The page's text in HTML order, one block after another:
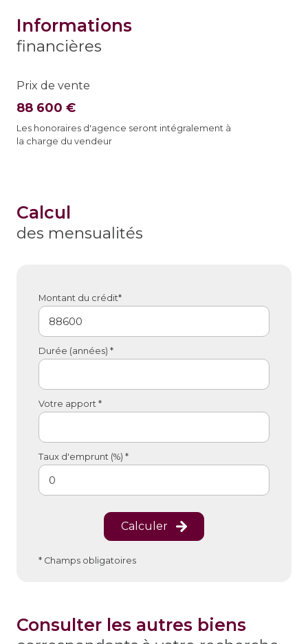
informations
financières
Prix de vente
88 600 €
Les honoraires d'agence seront intégralement à
la charge du vendeur
calcul
des mensualités
Montant du crédit*
Durée (années) *
Votre apport *
Taux d'emprunt (%) *
Calculer
* Champs obligatoires
consulter les autres biens